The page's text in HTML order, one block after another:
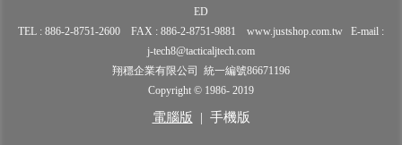
ED
TEL : 886-2-8751-2600 FAX : 886-2-8751-9881 www.justshop.com.tw E-mail :
j-tech8@tacticaljtech.com
翔穩企業有限公司 統一編號86671196
Copyright © 1986- 2019
電腦版 | 手機版